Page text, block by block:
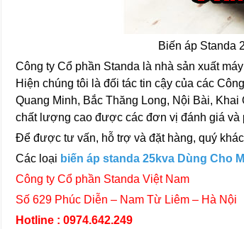
Biến áp Standa
Công ty Cổ phần Standa là nhà sản xuất
Hiện chúng tôi là đối tác tin cậy của các
Quang Minh, Bắc Thăng Long, Nội Bài,
chất lượng cao được các đơn vị đánh giá và
Để được tư vấn, hỗ trợ và đặt hàng, quý
Các loại biến áp standa 25kva Dùng Cho
Công ty Cổ phần Standa Việt Nam
Số 629 Phúc Diễn – Nam Từ Liêm – Hà Nội
Hotline : 0974.642.249